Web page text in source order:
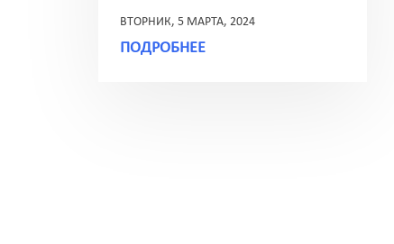
ВТОРНИК, 5 МАРТА, 2024
ПОДРОБНЕЕ